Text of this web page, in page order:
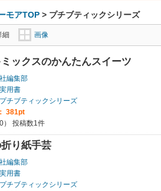
モアTOP > プチブティックシリーズ
細 画像
ックスのかんたんスイーツ
編集部
用書
プチブティックシリーズ
381pt
） 投稿数1件
り紙手芸
編集部
用書
プチブティックシリーズ